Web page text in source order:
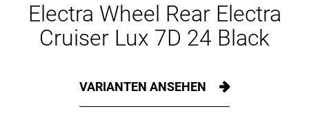
Electra Wheel Rear Electra
Cruiser Lux 7D 24 Black
VARIANTEN ANSEHEN